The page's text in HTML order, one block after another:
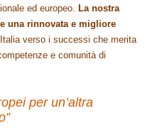
ed europeo. La nostra
una rinnovata e migliore
verso i successi che merita
e comunità di
per un’altra